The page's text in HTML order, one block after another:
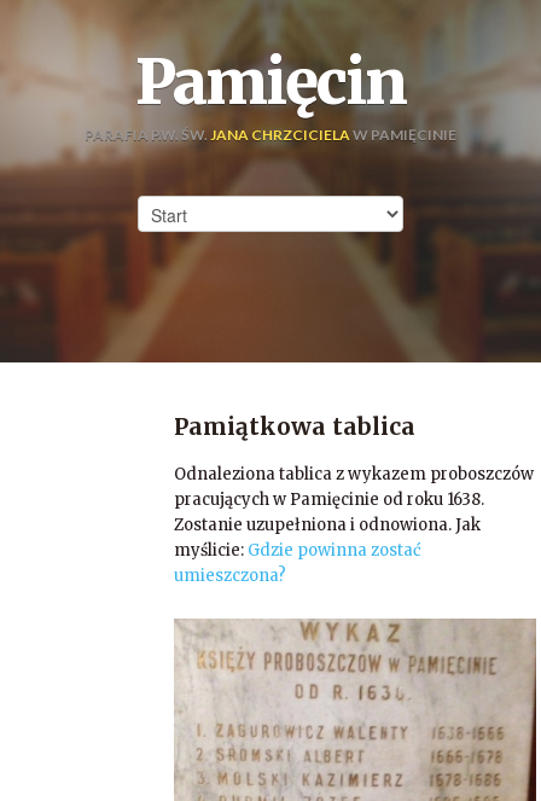
Pamięcin
PARAFIA P.W. ŚW. JANA CHRZCICIELAW PAMIĘCINIE
Pamiątkowa tablica
Odnaleziona tablica z wykazem proboszczów
pracujących w Pamięcinie od roku 1638.
Zostanie uzupełniona i odnowiona. Jak
myślicie: Gdzie powinna zostać
umieszczona?